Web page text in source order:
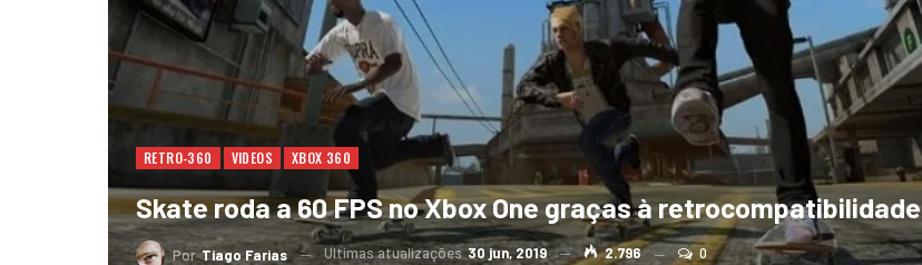
RETRO-360 VIDEOS XBOX 360
Skate roda a 60 FPS no Xbox One graças à retrocompatibilidade
PorTiago Farias Ultimas atualizações30 jun, 2019 2.796 0